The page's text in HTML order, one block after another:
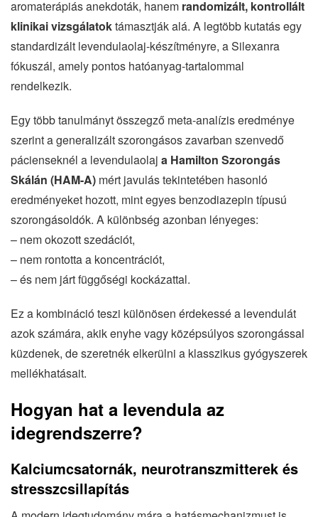
aromaterápiás anekdoták, hanem randomizált, kontrollált
klinikai vizsgálatoktámasztják alá. A legtöbb kutatás egy
standardizált levendulaolaj-készítményre, a Silexanra
fókuszál, amely pontos hatóanyag-tartalommal
rendelkezik.
Egy több tanulmányt összegző meta-analízis eredménye
szerint a generalizált szorongásos zavarban szenvedő
pácienseknél a levendulaolaj a Hamilton Szorongás
Skálán (HAM-A) mért javulás tekintetében hasonló
eredményeket hozott, mint egyes benzodiazepin típusú
szorongásoldók. A különbség azonban lényeges:
– nem okozott szedációt,
– nem rontotta a koncentrációt,
– és nem járt függőségi kockázattal.
Ez a kombináció teszi különösen érdekessé a levendulát
azok számára, akik enyhe vagy középsúlyos szorongással
küzdenek, de szeretnék elkerülni a klasszikus gyógyszerek
mellékhatásait.
Hogyan hat a levendula az
idegrendszerre?
Kalciumcsatornák, neurotranszmitterek és
stresszcsillapítás